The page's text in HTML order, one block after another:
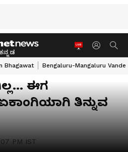
ಕನ್ನಡ
Bhagawat Bengaluru-Mangaluru
ಈಗ
ತಿನ್ನುವ
PM IST